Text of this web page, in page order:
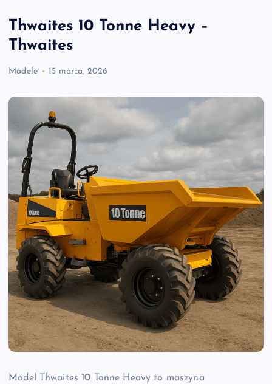
Thwaites 10 Tonne Heavy –
Thwaites
Modele 15 marca, 2026
Model Thwaites 10 Tonne Heavy to maszyna